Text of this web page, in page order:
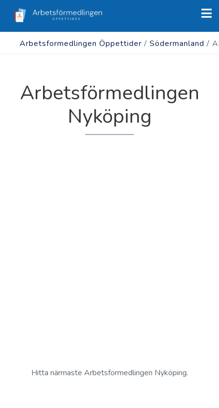
Arbetsformedlingen Öppettider / Södermanland /
Arbetsförmedlingen
Nyköping
Hitta närmaste Arbetsformedlingen Nyköping.